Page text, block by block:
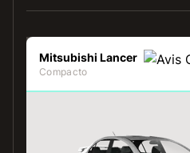
Mitsubishi Lancer
Compacto